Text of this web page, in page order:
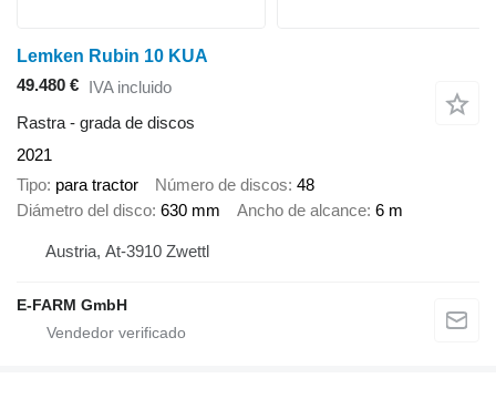
Lemken Rubin 10 KUA
49.480 € IVA incluido
Rastra - grada de discos
2021
Tipo para tractor Número de discos 48
Diámetro del disco 630 mm Ancho de alcance 6 m
Austria, At-3910 Zwettl
E-FARM GmbH